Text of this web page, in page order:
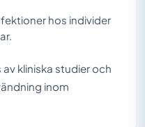
hos individer
kliniska studier och
inom